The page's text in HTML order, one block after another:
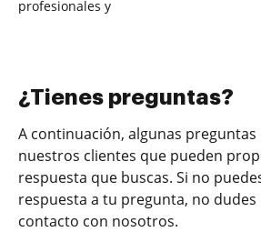
profesionales y
¿Tienes preguntas?
A continuación, algunas
nuestros clientes que pueden
respuesta que buscas. Si no
respuesta a tu pregunta, no
contacto con nosotros.